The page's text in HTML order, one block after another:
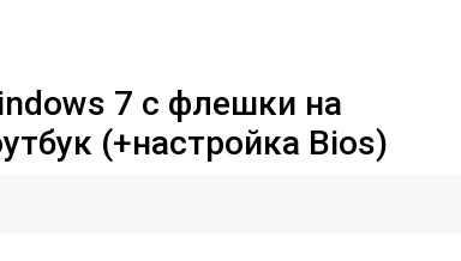
7 с флешки на
(+настройка Bios)